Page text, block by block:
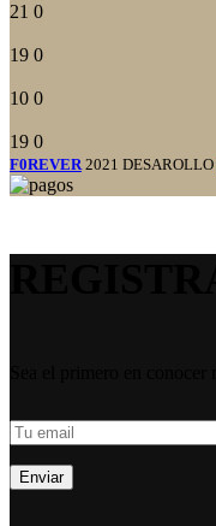
21 0
19 0
10 0
19 0
F0REVER 2021 DESAROLLO